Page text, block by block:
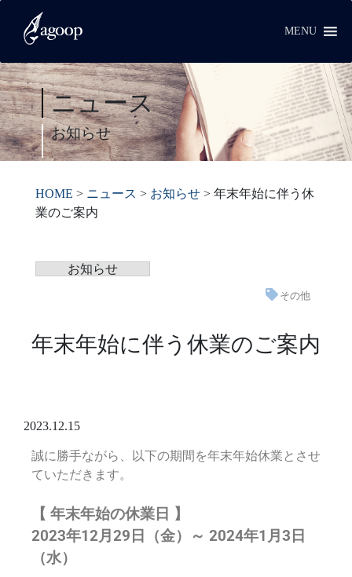
MENU
ニュース
お知らせ
HOME > ニュース > お知らせ> 年末年始に伴う休
業のご案内
お知らせ
その他
年末年始に伴う休業のご案内
2023.12.15
誠に勝手ながら、以下の期間を年末年始休業とさせ
ていただきます。
【 年末年始の休業日 】
2023年12月29日（金）～ 2024年1月3日
（水）